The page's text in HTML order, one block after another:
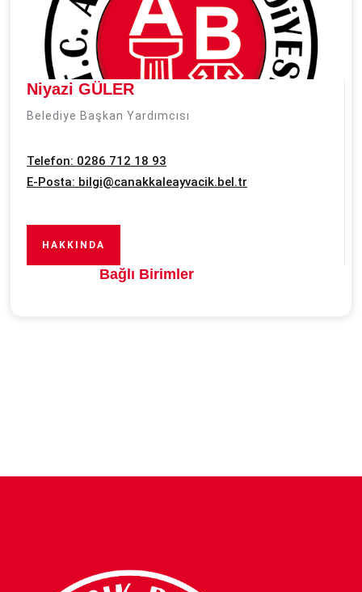
Niyazi GÜLER
Belediye Başkan Yardımcısı
Telefon: 0286 712 18 93
E-Posta: bilgi@canakkaleayvacik.bel.tr
HAKKINDA
Bağlı Birimler